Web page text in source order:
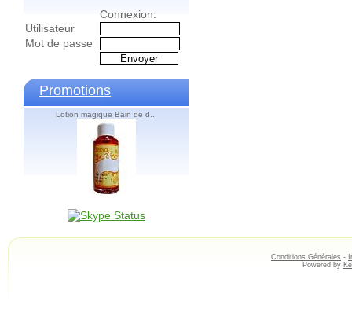
Connexion:
Utilisateur
Mot de passe
Promotions
Lotion magique Bain de d...
Conditions Générales -
Powered by